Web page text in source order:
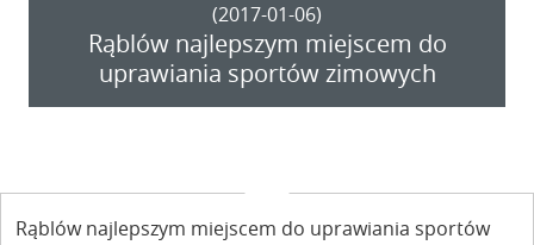
(2017-01-06)
Rąblów najlepszym miejscem do
uprawiania sportów zimowych
Rąblów najlepszym miejscem do uprawiania sportów